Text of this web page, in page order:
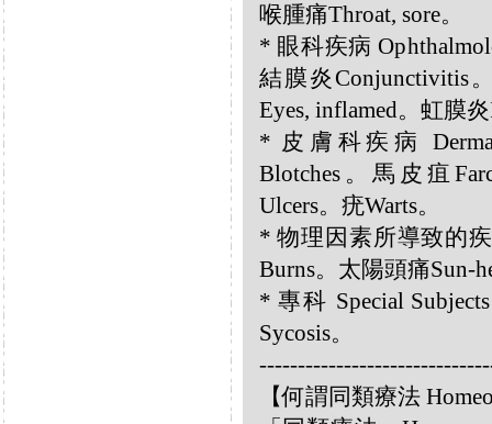
喉腫痛Throat, sore。
* 眼科疾病
結膜炎Conjunctivitis
Eyes, inflamed。虹膜
* 皮膚科疾病
Blotches。馬皮疽
Ulcers。疣Warts。
* 物理因素所導致的疾
Burns。太陽頭痛Sun-
* 專科 Special
Sycosis。
【何謂同類療法